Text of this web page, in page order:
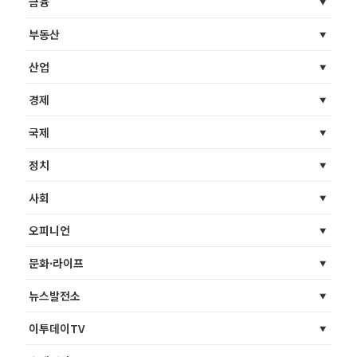
부동산
산업
경제
국제
정치
사회
오피니언
문화·라이프
뉴스발전소
이투데이TV